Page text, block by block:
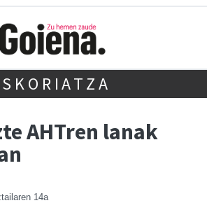
AHTren lanak
14a